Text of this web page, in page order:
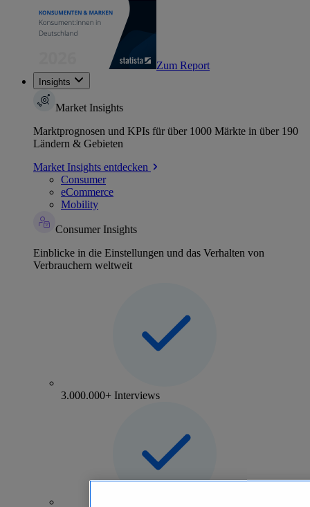
Zum Report
Insights
Market Insights
Marktprognosen und KPIs für über 1000 Märkte in über 190
Ländern & Gebieten
Market Insights entdecken
Consumer
eCommerce
Mobility
Consumer Insights
Einblicke in die Einstellungen und das Verhalten von
Verbrauchern weltweit
3.000.000+ Interviews